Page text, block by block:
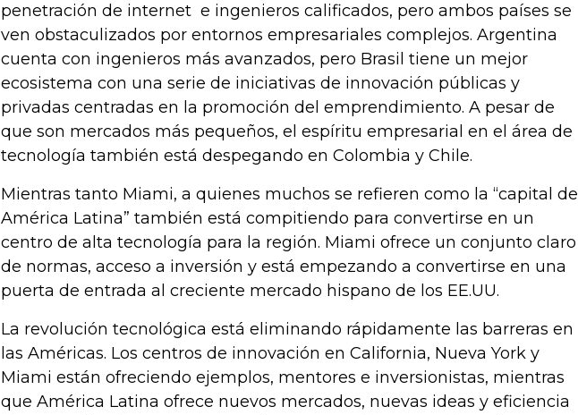
penetración de internet e ingenieros calificados, pero ambos países se
ven obstaculizados por entornos empresariales complejos. Argentina
cuenta con ingenieros más avanzados, pero Brasil tiene un mejor
ecosistema con una serie de iniciativas de innovación públicas y
privadas centradas en la promoción del emprendimiento. A pesar de
que son mercados más pequeños, el espíritu empresarial en el área de
tecnología también está despegando en Colombia y Chile.
Mientras tanto Miami, a quienes muchos se refieren como la “capital de
América Latina” también está compitiendo para convertirse en un
centro de alta tecnología para la región. Miami ofrece un conjunto claro
de normas, acceso a inversión y está empezando a convertirse en una
puerta de entrada al creciente mercado hispano de los EE.UU.
La revolución tecnológica está eliminando rápidamente las barreras en
las Américas. Los centros de innovación en California, Nueva York y
Miami están ofreciendo ejemplos, mentores e inversionistas, mientras
que América Latina ofrece nuevos mercados, nuevas ideas y eficiencia